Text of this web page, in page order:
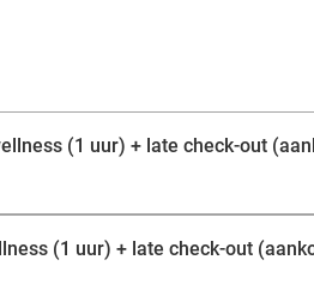
(1 uur) + late check-out
(1 uur) + late check-out